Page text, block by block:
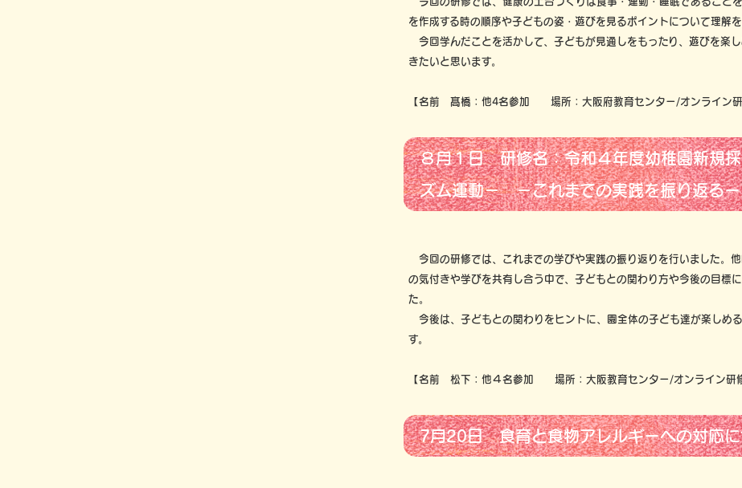
を作成する時の順序や子どもの姿・遊びを見るポイントについて理解
今回学んだことを活かして、子どもが見通しをもったり、遊びを楽
きたいと思います。
【名前 髙橋：他4名参加 場所：大阪府教育センター/オンライン研
８月１日 研修名：令和４年度幼稚園新規
ズム運動－ －これまでの実践を振り返るー
今回の研修では、これまでの学びや実践の振り返りを行いました。
の気付きや学びを共有し合う中で、子どもとの関わり方や今後の目標
た。
今後は、子どもとの関わりをヒントに、園全体の子ども達が楽しめ
す。
【名前 松下：他４名参加 場所：大阪教育センター/オンライン研
7月20日 食育と食物アレルギーへの対応に